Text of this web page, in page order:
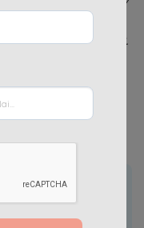
hiệu suất cao
khắc nghiệt.
phẩm motor
2HP, 3HP, và
và hiệu quả kinh
Ẩn]
dây đồng